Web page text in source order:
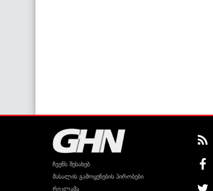
ჩვენს შესახებ
მასალის გამოყენების პირობები
რეკლამა